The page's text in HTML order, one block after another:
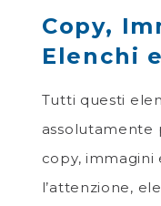
Copy,
Elenchi
Tutti questi
assolutamente
copy, immagini
l’attenzione,